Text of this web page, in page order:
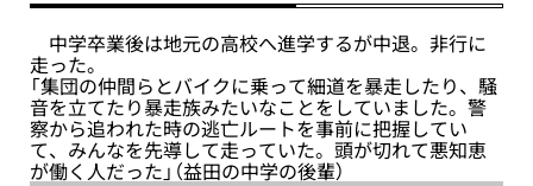
中学卒業後は地元の高校へ進学するが中退。非行に
走った。
「集団の仲間らとバイクに乗って細道を暴走したり、騒
音を立てたり暴走族みたいなことをしていました。警
察から追われた時の逃亡ルートを事前に把握してい
て、みんなを先導して走っていた。頭が切れて悪知恵
が働く人だった」（益田の中学の後輩）